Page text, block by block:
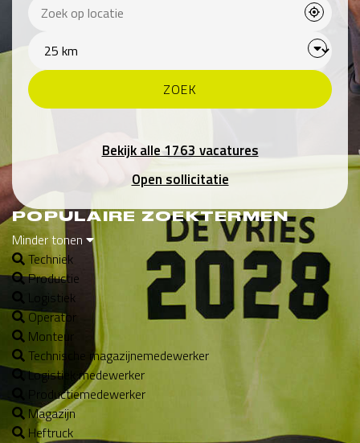
Bekijk alle 1763 vacatures
Open sollicitatie
POPULAIRE ZOEKTERMEN
Minder tonen
Techniek
Productie
Logistiek
Operator
Monteur
Technische magazijnemedewerker
Logistiek medewerker
Productiemedewerker
Magazijn
Heftruck